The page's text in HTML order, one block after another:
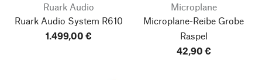
Ruark Audio
Ruark Audio System R610
1.499,00 €
Microplane
Microplane-Reibe Grobe
Raspel
42,90 €